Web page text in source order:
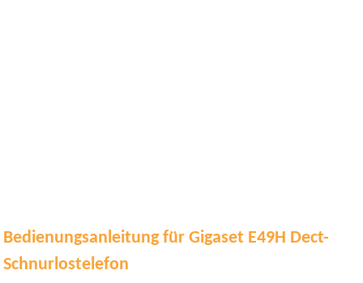
Bedienungsanleitung für Gigaset E49H Dect-
Schnurlostelefon